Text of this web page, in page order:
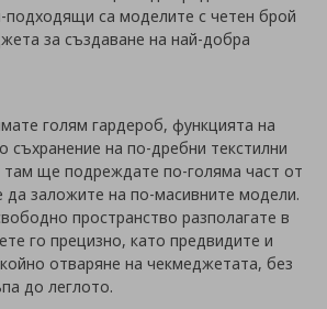
подходящи са моделите с четен брой
за създаване на най-добра
голям гардероб, функцията на
съхранение на по-дребни текстилни
там ще подреждате по-голяма част от
да заложите на по-масивните модели.
пространство разполагате в
го прецизно, като предвидите и
отваряне на чекмеджетата, без
до леглото.